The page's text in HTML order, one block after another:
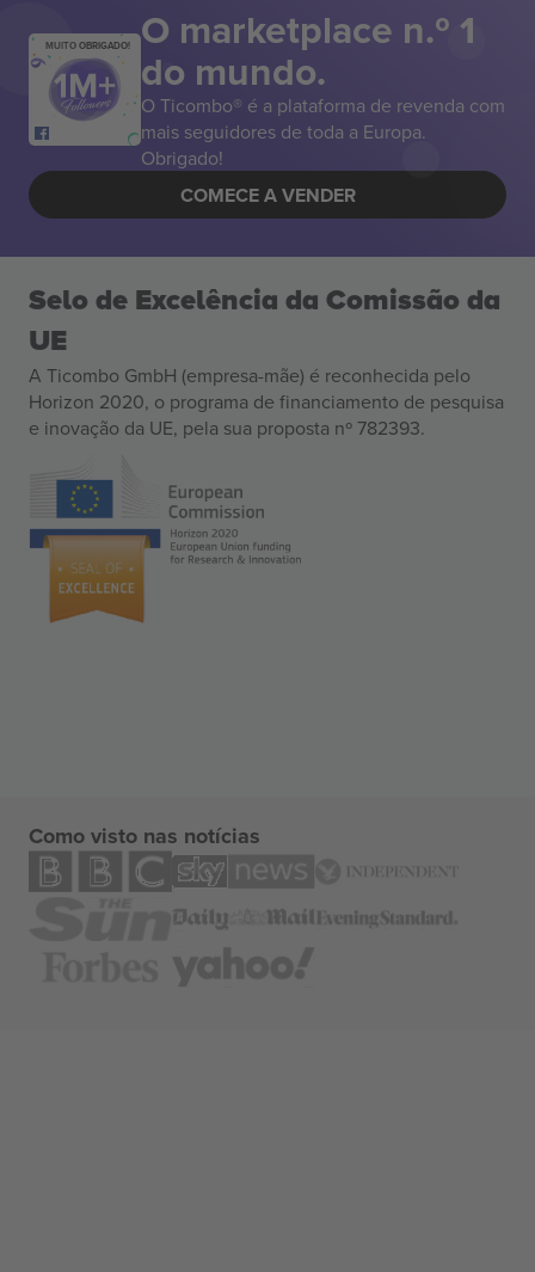
MUITO OBRIGADO! O marketplace n.º 1
do mundo.
O Ticombo® é a plataforma de revenda com
mais seguidores de toda a Europa.
Obrigado!
COMECE A VENDER
Selo de Excelência da Comissão da
UE
A Ticombo GmbH (empresa-mãe) é reconhecida pelo
Horizon 2020, o programa de financiamento de pesquisa
e inovação da UE, pela sua proposta nº 782393.
Como visto nas notícias